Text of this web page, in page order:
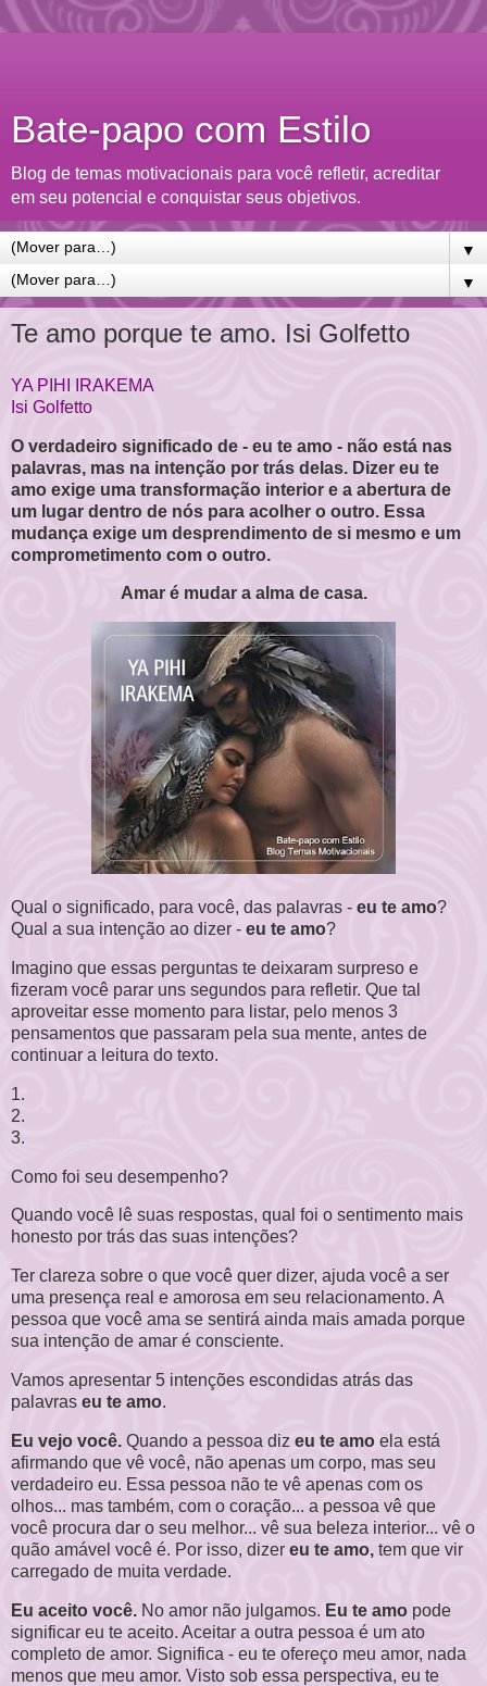
Bate-papo com Estilo
Blog de temas motivacionais para você refletir, acreditar
em seu potencial e conquistar seus objetivos.
▼
▼
Te amo porque te amo. Isi Golfetto
YA PIHI IRAKEMA
Isi Golfetto
O verdadeiro significado de - eu te amo - não está nas
palavras, mas na intenção por trás delas. Dizer eu te
amo exige uma transformação interior e a abertura de
um lugar dentro de nós para acolher o outro. Essa
mudança exige um desprendimento de si mesmo e um
comprometimento com o outro.
Amar é mudar a alma de casa.
Qual o significado, para você, das palavras - eu te amo?
Qual a sua intenção ao dizer - eu te amo?
Imagino que essas perguntas te deixaram surpreso e
fizeram você parar uns segundos para refletir. Que tal
aproveitar esse momento para listar, pelo menos 3
pensamentos que passaram pela sua mente, antes de
continuar a leitura do texto.
1.
2.
3.
Como foi seu desempenho?
Quando você lê suas respostas, qual foi o sentimento mais
honesto por trás das suas intenções?
Ter clareza sobre o que você quer dizer, ajuda você a ser
uma presença real e amorosa em seu relacionamento. A
pessoa que você ama se sentirá ainda mais amada porque
sua intenção de amar é consciente.
Vamos apresentar 5 intenções escondidas atrás das
palavras eu te amo.
Eu vejo você. Quando a pessoa diz eu te amo ela está
afirmando que vê você, não apenas um corpo, mas seu
verdadeiro eu. Essa pessoa não te vê apenas com os
olhos... mas também, com o coração... a pessoa vê que
você procura dar o seu melhor... vê sua beleza interior... vê o
quão amável você é. Por isso, dizer eu te amo, tem que vir
carregado de muita verdade.
Eu aceito você. No amor não julgamos. Eu te amo pode
significar eu te aceito. Aceitar a outra pessoa é um ato
completo de amor. Significa - eu te ofereço meu amor, nada
menos que meu amor. Visto sob essa perspectiva, eu te